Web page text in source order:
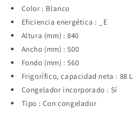
Color : Blanco
Eficiencia energética : _E
Altura (mm) : 840
Ancho (mm) : 500
Fondo (mm) : 560
Frigorífico, capacidad neta : 88 L
Congelador incorporado : Sí
Tipo : Con congelador